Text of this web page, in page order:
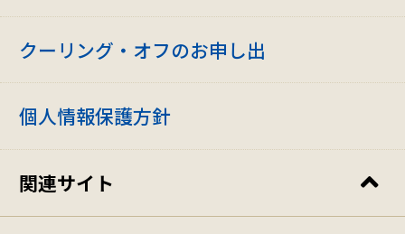
外壁リフォーム・屋根リフォーム
内装リフォーム・その他リフォーム
クーリング・オフのお申し出
個人情報保護方針
関連サイト